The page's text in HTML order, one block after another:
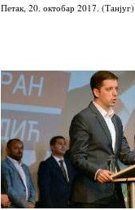
Петак, 20. октобар 2017. (Танјуг)